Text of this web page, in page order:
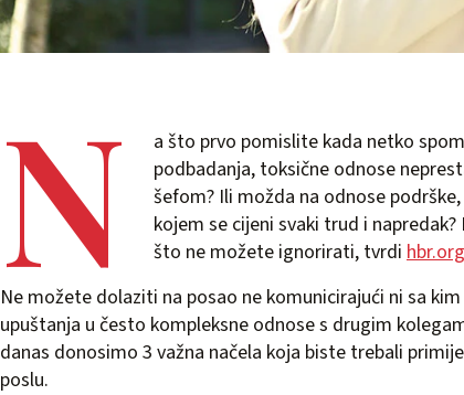
N
a što prvo pomislite kada netko
podbadanja, toksične odnose
šefom? Ili možda na odnose
kojem se cijeni svaki trud i
što ne možete ignorirati, tvrdi
Ne možete dolaziti na posao ne komunicirajući ni sa
upuštanja u često kompleksne odnose s drugim
danas donosimo 3 važna načela koja biste trebali
poslu.